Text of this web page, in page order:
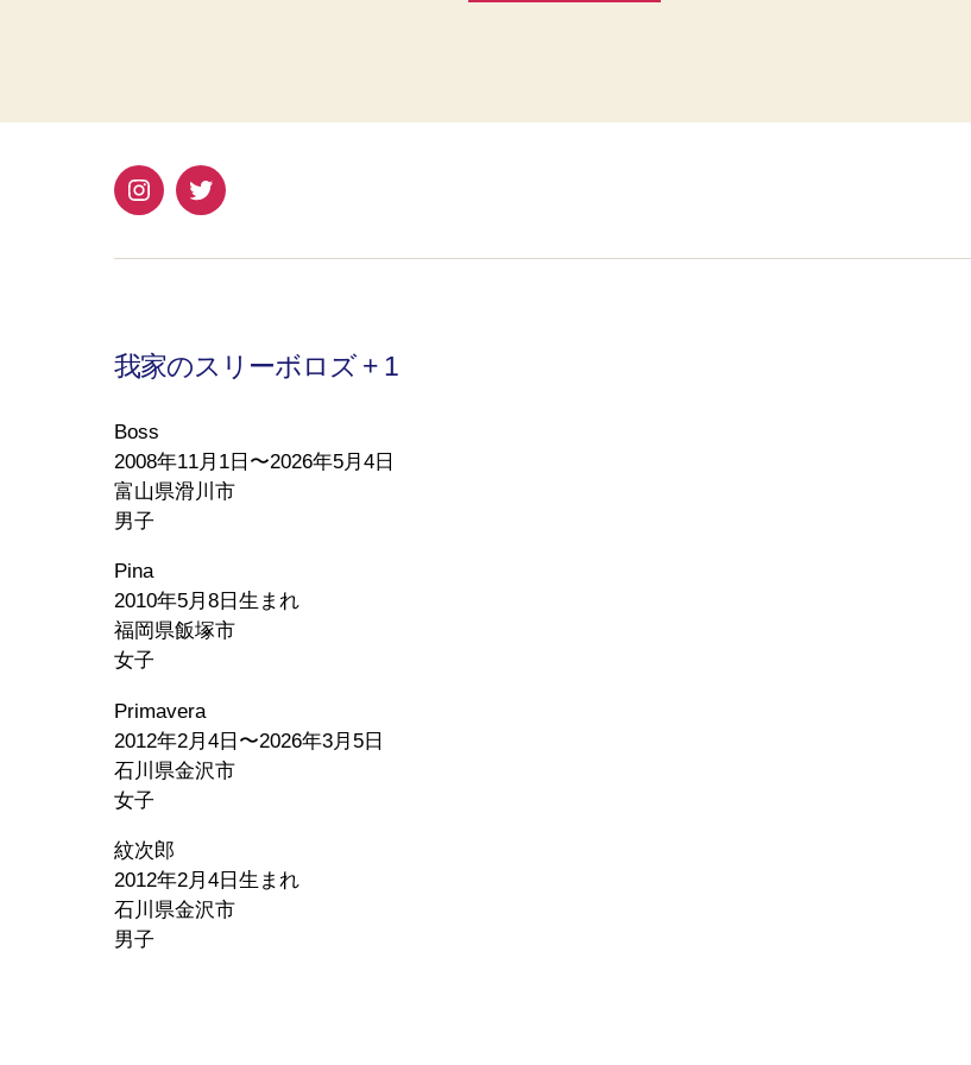
InstagramTwitter
我家のスリーボロズ + 1
Boss
2008年11月1日〜2026年5月4日
富山県滑川市
男子
Pina
2010年5月8日生まれ
福岡県飯塚市
女子
Primavera
2012年2月4日〜2026年3月5日
石川県金沢市
女子
紋次郎
2012年2月4日生まれ
石川県金沢市
男子